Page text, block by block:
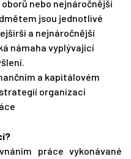
nebo nejnáročnější
jsou jednotlivé
a nejnáročnější
námaha vyplývající
a kapitálovém
organizací
práce vykonávané